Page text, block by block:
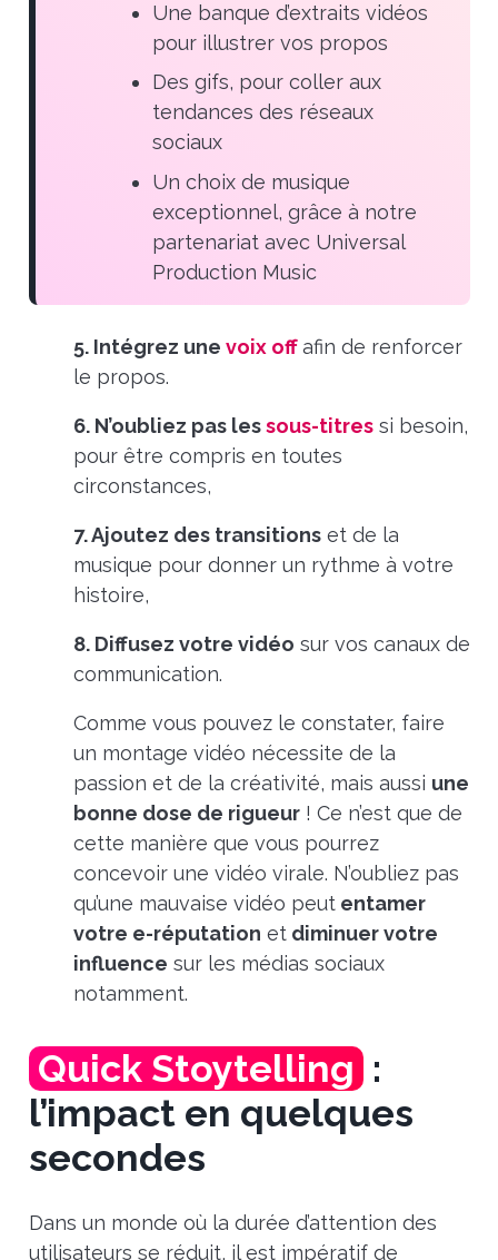
Une banque d’extraits vidéos
pour illustrer vos propos
Des gifs, pour coller aux
tendances des réseaux
sociaux
Un choix de musique
exceptionnel, grâce à notre
partenariat avec Universal
Production Music
5. Intégrez une voix off afin de renforcer
le propos.
6. N’oubliez pas lessous-titressi besoin,
pour être compris en toutes
circonstances,
7. Ajoutez des transitionset de la
musique pour donner un rythme à votre
histoire,
8. Diffusez votre vidéo sur vos canaux de
communication.
Comme vous pouvez le constater, faire
un montage vidéo nécessite de la
passion et de la créativité, mais aussi une
bonne dose de rigueur! Ce n’est que de
cette manière que vous pourrez
concevoir une vidéo virale. N’oubliez pas
qu’une mauvaise vidéo peutentamer
votre e-réputation etdiminuer votre
influence sur les médias sociaux
notamment.
Quick Stoytelling:
l’impact en quelques
secondes
Dans un monde où la durée d’attention des
utilisateurs se réduit, il est impératif de